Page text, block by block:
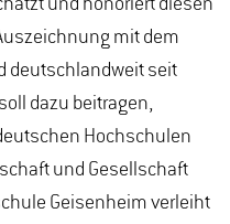
mit dem
deutschlandweit seit
dazu beitragen,
Hochschulen
und Gesellschaft
Geisenheim verleiht